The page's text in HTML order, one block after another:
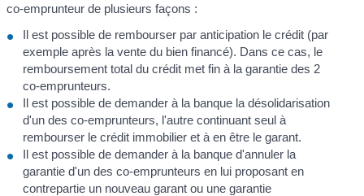
co-emprunteur de plusieurs façons :
Il est possible de rembourser par anticipation le crédit (par
exemple après la vente du bien financé). Dans ce cas, le
remboursement total du crédit met fin à la garantie des 2
co-emprunteurs.
Il est possible de demander à la banque la désolidarisation
d'un des co-emprunteurs, l'autre continuant seul à
rembourser le crédit immobilier et à en être le garant.
Il est possible de demander à la banque d'annuler la
garantie d'un des co-emprunteurs en lui proposant en
contrepartie un nouveau garant ou une garantie